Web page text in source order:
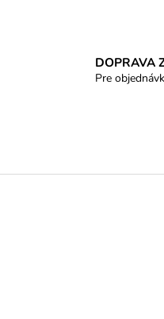
DOPRAVA
Pre